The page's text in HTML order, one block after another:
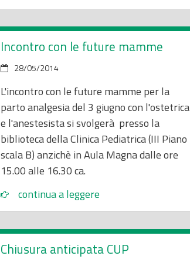
Incontro con le future mamme
28/05/2014
L'incontro con le future mamme per la
parto analgesia del 3 giugno con l'ostetrica
e l'anestesista si svolgerà presso la
biblioteca della Clinica Pediatrica (III Piano
scala B) anzichè in Aula Magna dalle ore
15.00 alle 16.30 ca.
continua a leggere
Chiusura anticipata CUP